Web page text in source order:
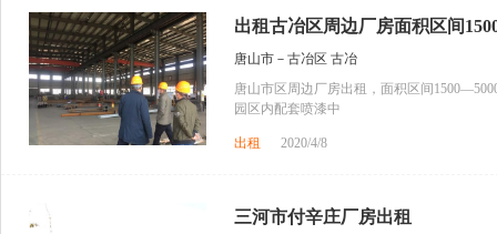
出租古冶区周边厂房面积区间
唐山市－古冶区 古冶
唐山市区周边厂房出租，面积区间
园区内配套喷漆中
出租 2020/4/8
三河市付辛庄厂房出租